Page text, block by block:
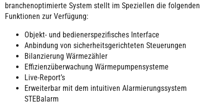
branchenoptimierte System stellt im Speziellen die folgenden
Funktionen zur Verfügung:
Objekt- und bedienerspezifisches Interface
Anbindung von sicherheitsgerichteten Steuerungen
Bilanzierung Wärmezähler
Effizienzüberwachung Wärmepumpensysteme
Live-Report’s
Erweiterbar mit dem intuitiven Alarmierungssystem
STEBalarm